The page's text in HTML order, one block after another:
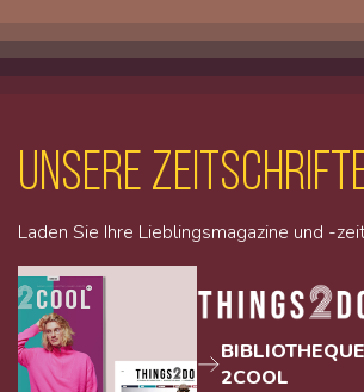
unsere
Laden Sie Ihre Lieblingsmagazine und -
2COOL